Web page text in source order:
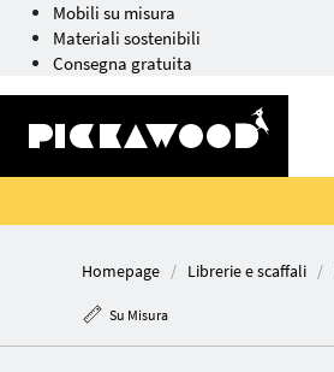
Mobili su misura
Materiali sostenibili
Consegna gratuita
Homepage Librerie e scaffali
Su Misura